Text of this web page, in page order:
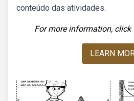
conteúdo das atividades.
For more information, click
LEARN